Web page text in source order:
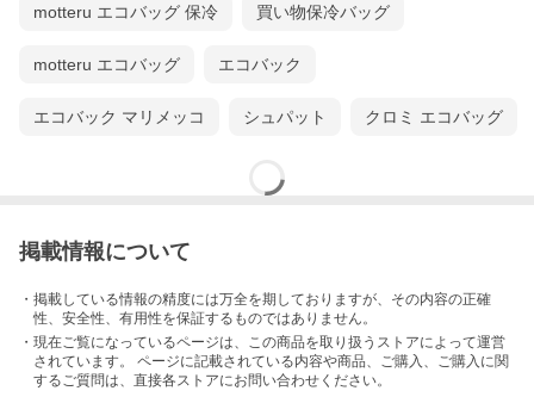
motteru エコバッグ 保冷 買い物保冷バッグ
motteru エコバッグ エコバック
エコバック マリメッコ シュパット クロミ エコバッグ
掲載情報について
・掲載している情報の精度には万全を期しておりますが、その内容の正確
性、安全性、有用性を保証するものではありません。
・現在ご覧になっているページは、この商品を取り扱うストアによって運営
されています。 ページに記載されている内容や商品、ご購入 、ご購入に関
するご質問は、直接各ストアにお問い合わせください。